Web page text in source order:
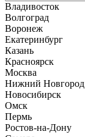
Владивосток
Волгоград
Воронеж
Екатеринбург
Казань
Красноярск
Москва
Нижний Новгород
Новосибирск
Омск
Пермь
Ростов-на-Дону